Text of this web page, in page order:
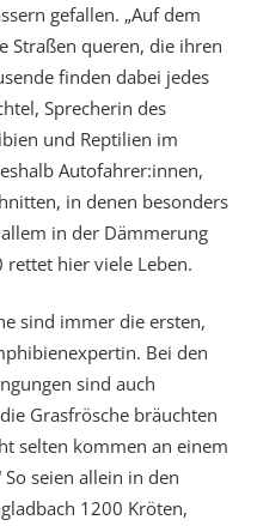
gefallen. „Auf dem
Straßen queren, die ihren
finden dabei jedes
Sprecherin des
und Reptilien im
Autofahrer:innen,
in denen besonders
in der Dämmerung
rettet hier viele Leben.
sind immer die ersten,
Bei den
sind auch
Grasfrösche bräuchten
selten kommen an einem
seien allein in den
1200 Kröten,